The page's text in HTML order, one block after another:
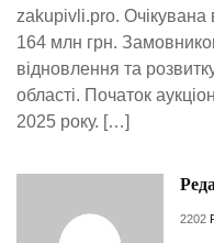
zakupivli.pro. Очікувана
164 млн грн.
відновлення та
області. Початок
2025 року. […]
2202